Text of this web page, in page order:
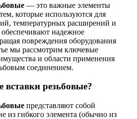
— это важные элементы
которые используются для
температурных расширений и
надежное
повреждения оборудования
мы рассмотрим ключевые
и области применения
соединением.
вставки резьбовые?
представляют собой
из гибкого элемента (обычно из